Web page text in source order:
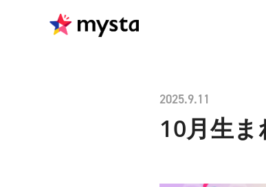
2025.9.11
10月生